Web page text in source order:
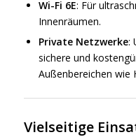
Wi-Fi 6E: Für
Innenräumen.
Private Netzwerke:
sichere und
Außenbereichen wie
Vielseitige